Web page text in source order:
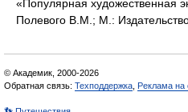
«Популярная художественная
Полевого В.М.; М.:
© Академик, 2000-2026
Обратная связь: Техподдержка Реклама на